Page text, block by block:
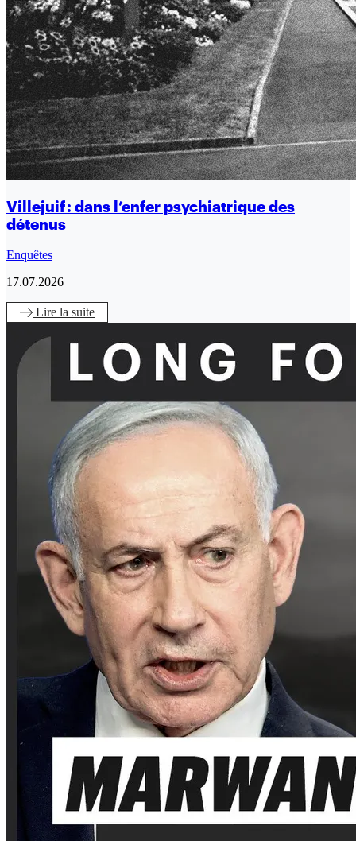
Villejuif : dans l’enfer psychiatrique des
détenus
Enquêtes
17.07.2026
Lire la suite